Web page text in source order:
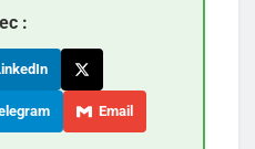
:
Email